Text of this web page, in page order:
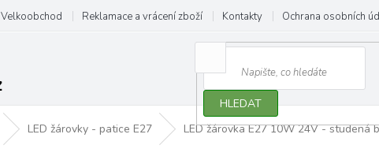
Velkoobchod Reklamace a vrácení zboží Kontakty Ochrana osobních
HLEDAT
LED žárovky - patice E27 LED žárovka E27 10W 24V - studená